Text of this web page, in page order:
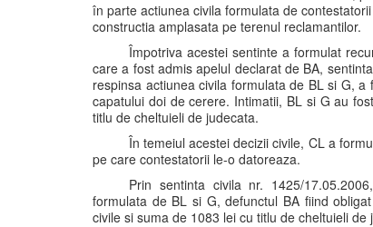
în parte actiunea civila formulata de
constructia amplasata pe terenul reclamantilor.
Împotriva acestei sentinte a formulat
care a fost admis apelul declarat de BA,
respinsa actiunea civila formulata de BL si G,
capatului doi de cerere. Intimatii, BL si G au
titlu de cheltuieli de judecata.
În temeiul acestei decizii civile, CL a
pe care contestatorii le-o datoreaza.
Prin sentinta civila nr. 1425/
formulata de BL si G, defunctul BA fiind
civile si suma de 1083 lei cu titlu de cheltuieli de